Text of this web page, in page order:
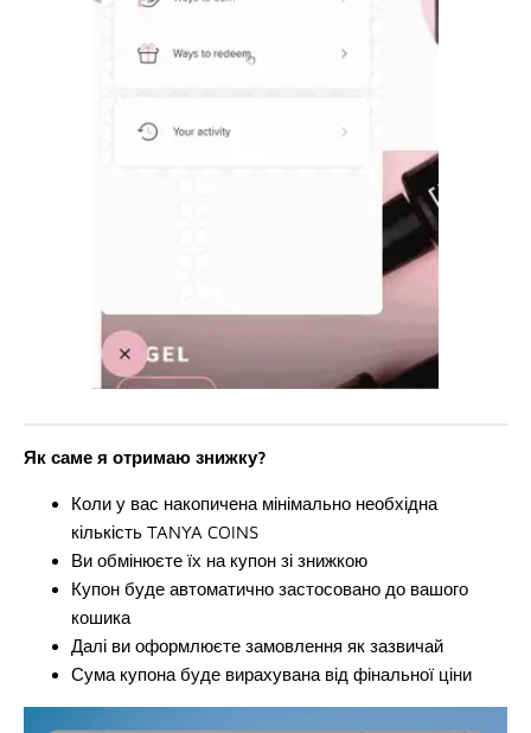
Як саме я отримаю знижку?
Коли у вас накопичена мінімально необхідна
кількість TANYA COINS
Ви обмінюєте їх на купон зі знижкою
Купон буде автоматично застосовано до вашого
кошика
Далі ви оформлюєте замовлення як зазвичай
Сума купона буде вирахувана від фінальної ціни